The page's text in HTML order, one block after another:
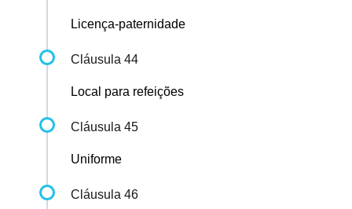
Licença-paternidade
Cláusula 44
Local para refeições
Cláusula 45
Uniforme
Cláusula 46